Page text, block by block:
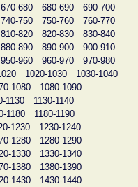
670-680 680-690
690-700
740-750 750-760
760-770
810-820 820-830
830-840
880-890 890-900
900-910
950-960 960-970
970-980
1020-1030
1030-1040
1080
1080-1090
1130
1130-1140
1180
1180-1190
1230
1230-1240
1280
1280-1290
1330
1330-1340
1380
1380-1390
1430
1430-1440